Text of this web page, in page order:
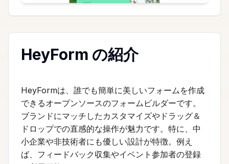
HeyForm の紹介
HeyFormは、誰でも簡単に美しいフォームを作成
できるオープンソースのフォームビルダーです。
ブランドにマッチしたカスタマイズやドラッグ＆
ドロップでの直感的な操作が魅力です。特に、中
小企業や非技術者にも優しい設計が特徴。例え
ば、フィードバック収集やイベント参加者の登録